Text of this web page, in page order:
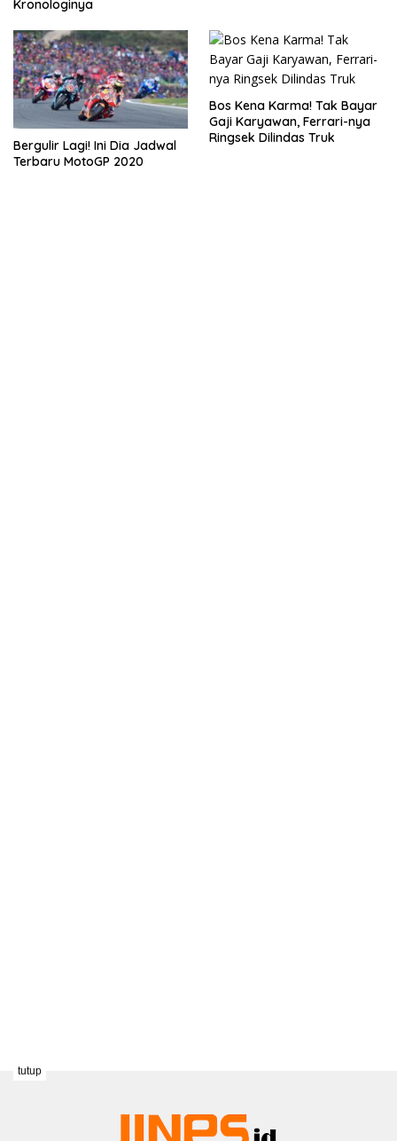
Kronologinya
Bergulir Lagi! Ini Dia Jadwal
Terbaru MotoGP 2020
Bos Kena Karma! Tak Bayar
Gaji Karyawan, Ferrari-nya
Ringsek Dilindas Truk
tutup